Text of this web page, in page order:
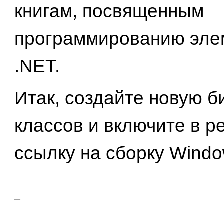
книгам, посвященным
программированию
.NET.
Итак, создайте новую
классов и включите в
ссылку на сборку